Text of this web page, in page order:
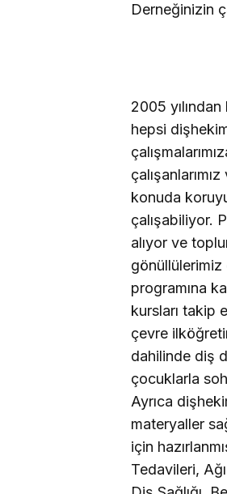
Derneğinizin
2005
hepsi
konuda
çalışabiliyor.
alıyor ve
gönüllülerimiz
programına
kursları takip
çevre
dahilinde diş
çocuklarla
Ayrıca
materyaller
için
Tedavileri,